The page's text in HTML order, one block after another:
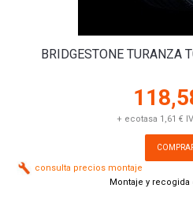
BRIDGESTONE
+ ecotasa 1,61 €
consulta precios montaje
Montaje y recogida